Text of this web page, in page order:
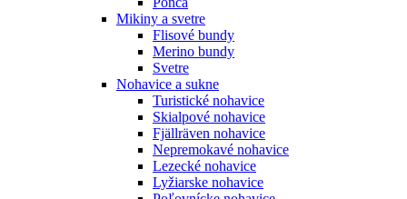
Mikiny a svetre
Flisové bundy
Merino bundy
Svetre
Nohavice a sukne
Turistické nohavice
Skialpové nohavice
Fjällräven nohavice
Nepremokavé nohavice
Lezecké nohavice
Lyžiarske nohavice